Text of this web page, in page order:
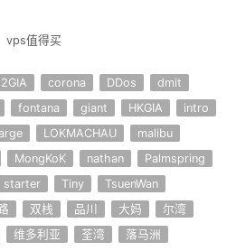
vps值得买
corona DDos
dmit
fontana giant HKGIA
intro
LOKMACHAU
malibu
MongKoK nathan
Palmspring
starter Tiny
TsuenWan
双栈 品川 大妈
尔湾
维多利亚 荃湾
落马洲